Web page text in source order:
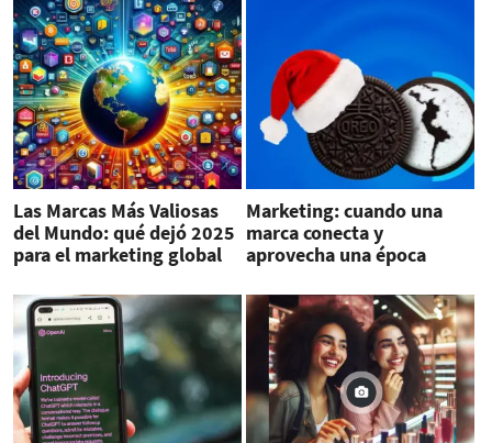
Las Marcas Más Valiosas
del Mundo: qué dejó 2025
para el marketing global
Marketing: cuando una
marca conecta y
aprovecha una época